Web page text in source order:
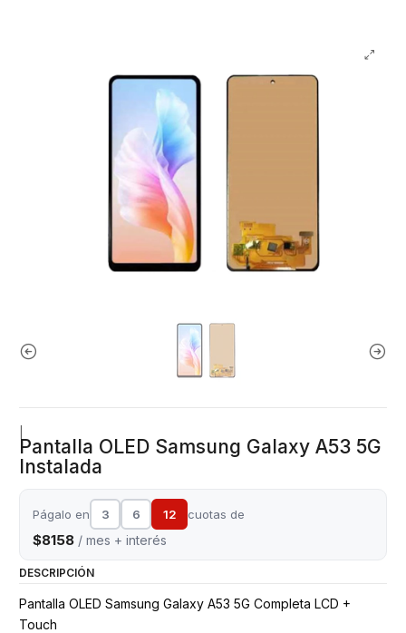
Pantalla OLED Samsung Galaxy A53 5G
Instalada
Págalo en 3 6 12 cuotas de
$8158 / mes + interés
DESCRIPCIÓN
Pantalla OLED Samsung Galaxy A53 5G Completa LCD +
Touch